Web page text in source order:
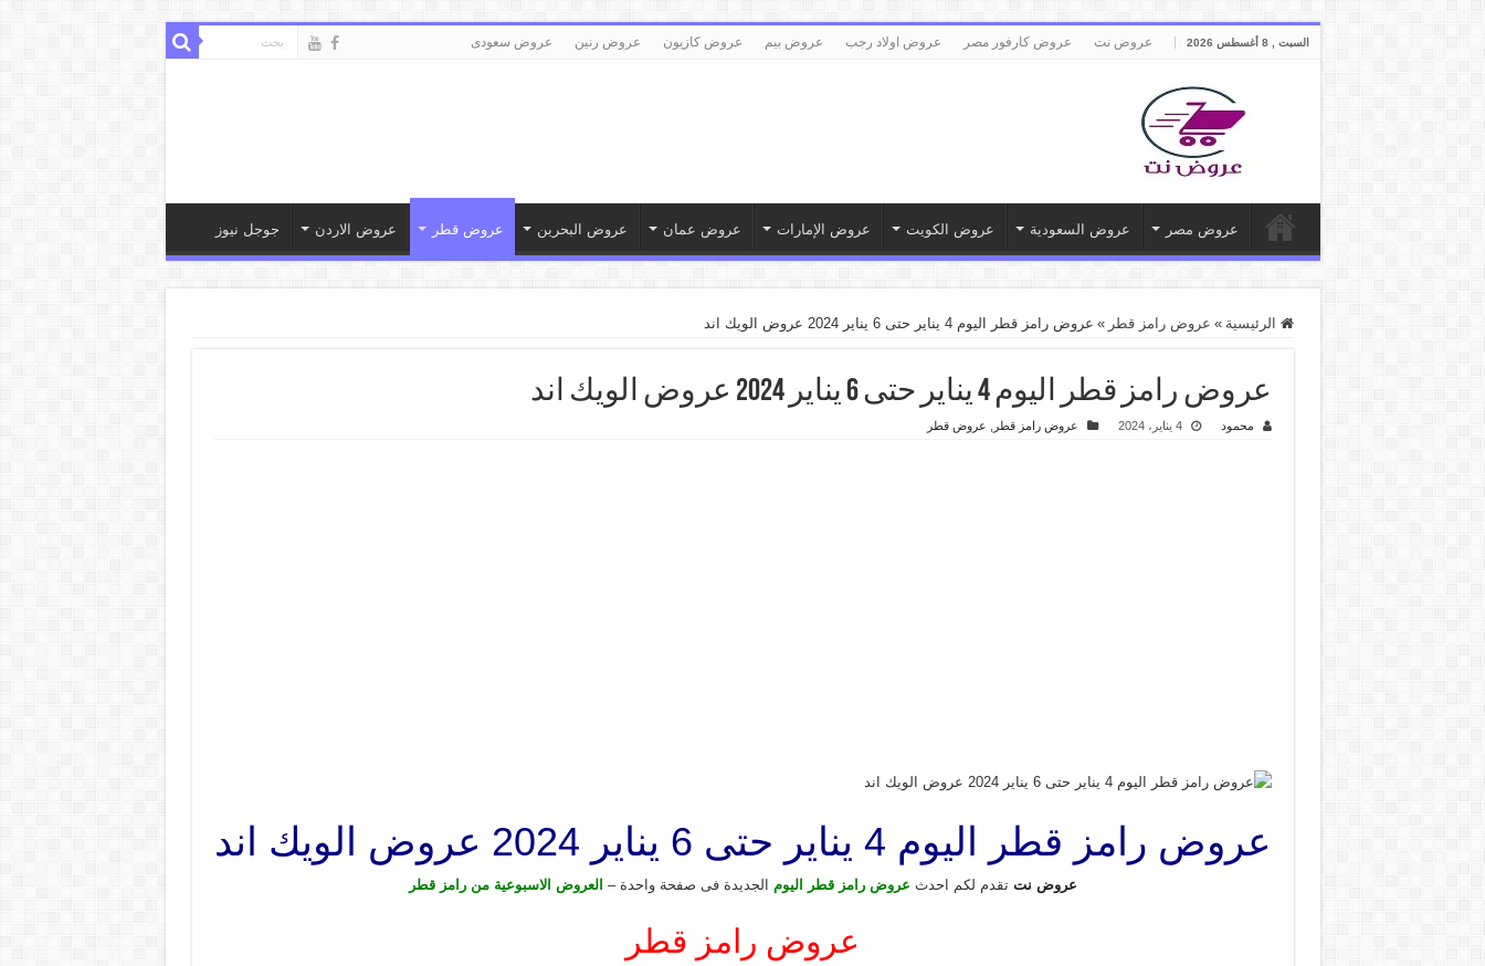
السبت , 8 أغسطس 2026 عروض نت عروض كارفور مصر عروض اولاد رجب عروض بيم عروض كازيون عروض رنين عروض سعودى
عروض مصر عروض السعودية عروض الكويت عروض الإمارات عروض عمان عروض البحرين عروض قطر عروض الاردن جوجل نيوز
الرئيسية » عروض رامز قطر » عروض رامز قطر اليوم 4 يناير حتى 6 يناير 2024 عروض الويك اند
عروض رامز قطر اليوم 4 يناير حتى 6 يناير 2024 عروض الويك اند
محمود 4 يناير، 2024 عروض رامز قطر عروض قطر
عروض رامز قطر اليوم 4 يناير حتى 6 يناير 2024 عروض الويك اند
عروض نت تقدم لكم احدث عروض رامز قطر اليوم الجديدة فى صفحة واحدة – العروض الاسبوعية من رامز قطر
عروض رامز قطر